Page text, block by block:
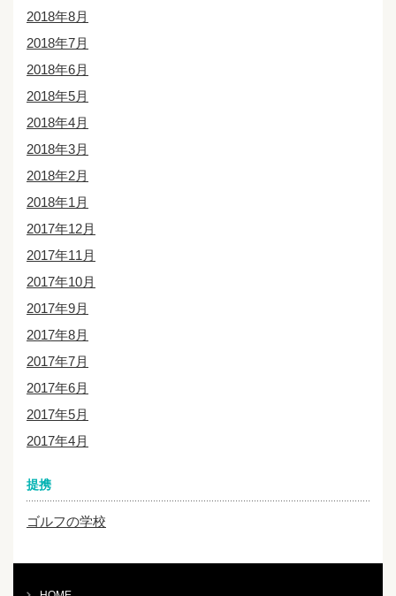
2018年8月
2018年7月
2018年6月
2018年5月
2018年4月
2018年3月
2018年2月
2018年1月
2017年12月
2017年11月
2017年10月
2017年9月
2017年8月
2017年7月
2017年6月
2017年5月
2017年4月
提携
ゴルフの学校